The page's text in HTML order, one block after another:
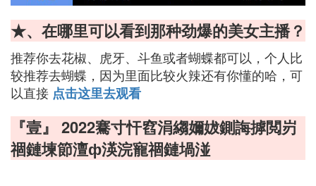
★、在哪里可以看到那种劲爆的美女主播？
推荐你去花椒、虎牙、斗鱼或者蝴蝶都可以，个人比
较推荐去蝴蝶，因为里面比较火辣还有你懂的哈，可
以直接 点击这里去观看
『壹』 2022騫寸忓窞涓縐嬭妭鍘誨摢閲岃
祻鏈堜節澶ф渶浣寵祻鏈堝湴